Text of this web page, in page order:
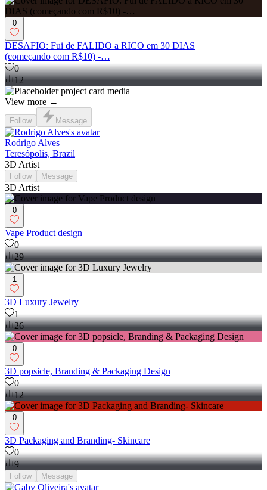
0
DESAFIO: Fui de FALIDO a RICO em 30 DIAS
(começando com R$10) -…
0
12
View more →
Follow Message
Rodrigo Alves
Teresópolis, Brazil
3D Artist
Follow Message
3D Artist
0
Vape Product design
0
29
1
3D Luxury Jewelry
1
26
0
3D popsicle, Branding & Packaging Design
0
12
0
3D Packaging and Branding- Skincare
0
9
Follow Message